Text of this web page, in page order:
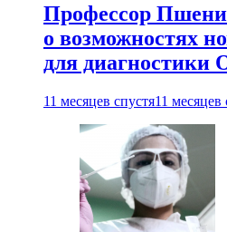
Профессор
о возможностях
для
11 месяцев спустя11 месяцев